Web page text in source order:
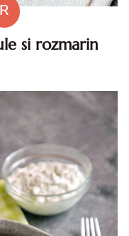
R
si rozmarin